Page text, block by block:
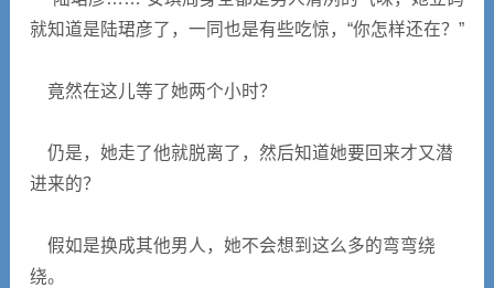
就知道是陆珺彦了，一同也是有些吃惊，“你怎样还在？”
竟然在这儿等了她两个小时？
仍是，她走了他就脱离了，然后知道她要回来才又潜
进来的？
假如是换成其他男人，她不会想到这么多的弯弯绕
绕。